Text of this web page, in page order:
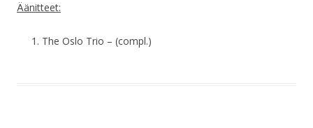
Äänitteet:
The Oslo Trio – (compl.)